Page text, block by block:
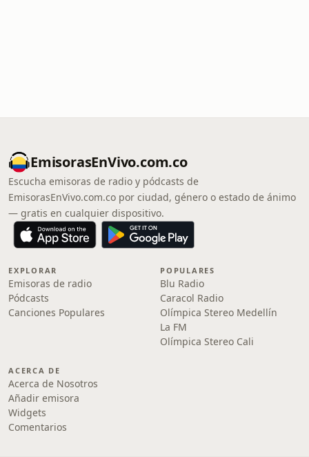
EmisorasEnVivo.com.co
Escucha emisoras de radio y pódcasts de
EmisorasEnVivo.com.co por ciudad, género o estado de ánimo
— gratis en cualquier dispositivo.
EXPLORAR
Emisoras de radio
Pódcasts
Canciones Populares
POPULARES
Blu Radio
Caracol Radio
Olímpica Stereo Medellín
La FM
Olímpica Stereo Cali
ACERCA DE
Acerca de Nosotros
Añadir emisora
Widgets
Comentarios